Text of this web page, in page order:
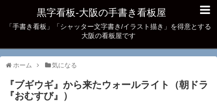
黒字看板‐大阪の手書き看板屋
「手書き看板」「シャッター文字書き/イラスト描き」を得意とする
大阪の看板屋です
ホーム 気になる
『ブギウギ』から来たウォールライト（朝ドラ
『おむすび』）